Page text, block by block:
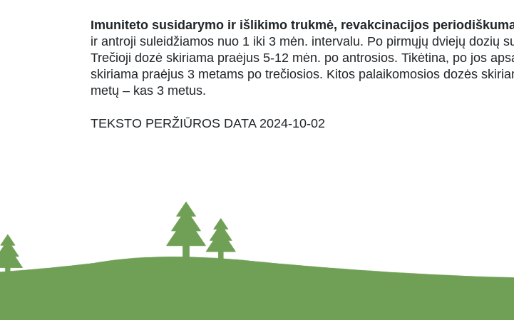
Imuniteto susidarymo ir išlikimo trukmė, revakcinacijos
ir antroji suleidžiamos nuo 1 iki 3 mėn. intervalu. Po pirmųjų dviejų dozių
Trečioji dozė skiriama praėjus 5-12 mėn. po antrosios. Tikėtina, po jos
skiriama praėjus 3 metams po trečiosios. Kitos palaikomosios dozės
metų – kas 3 metus.
TEKSTO PERŽIŪROS DATA 2024-10-02